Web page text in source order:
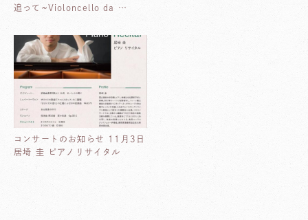
追って~Violoncello da …
コンサートのお知らせ 11月3日
居埼 圭 ピアノリサイタル